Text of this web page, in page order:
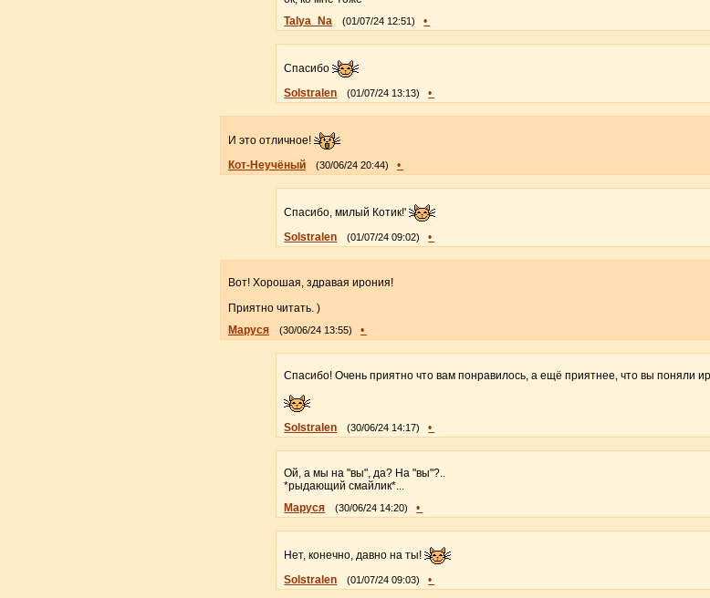
Talya_Na
(01/07/24 12:51) •
Спасибо
Solstralen
(01/07/24 13:13) •
И это отличное!
Кот-Неучёный
(30/06/24 20:44) •
Спасибо, милый Котик!'
Solstralen
(01/07/24 09:02) •
Вот! Хорошая, здравая ирония!
Приятно читать. )
Маруся
(30/06/24 13:55) •
Спасибо! Очень приятно что вам понравилось, а ещё приятнее, что вы поняли
Solstralen (30/06/24 14:17) •
Ой, а мы на "вы", да? На "вы"?..
*рыдающий смайлик*...
Маруся
(30/06/24 14:20) •
Нет, конечно, давно на ты!
Solstralen
(01/07/24 09:03) •